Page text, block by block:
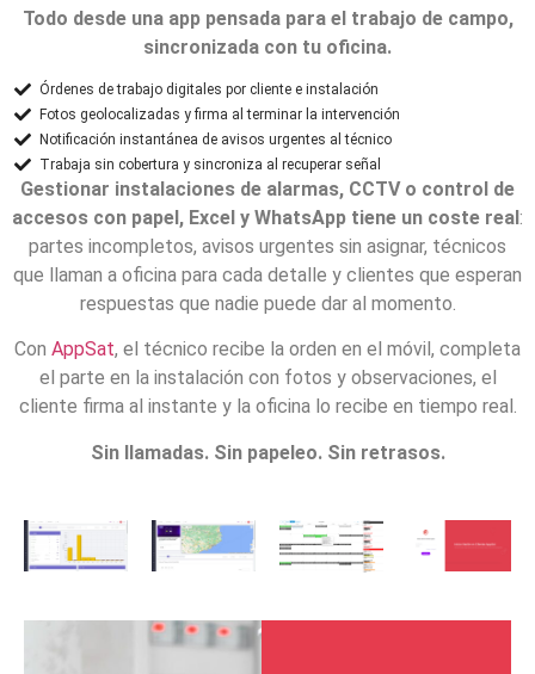
Todo desde una app pensada para el trabajo de campo,
sincronizada con tu oficina.
Órdenes de trabajo digitales por cliente e instalación
Fotos geolocalizadas y firma al terminar la intervención
Notificación instantánea de avisos urgentes al técnico
Trabaja sin cobertura y sincroniza al recuperar señal
Gestionar instalaciones de alarmas, CCTV o control de
accesos con papel, Excel y WhatsApp tiene un coste real:
partes incompletos, avisos urgentes sin asignar, técnicos
que llaman a oficina para cada detalle y clientes que esperan
respuestas que nadie puede dar al momento.
Con AppSat, el técnico recibe la orden en el móvil, completa
el parte en la instalación con fotos y observaciones, el
cliente firma al instante y la oficina lo recibe en tiempo real.
Sin llamadas. Sin papeleo. Sin retrasos.